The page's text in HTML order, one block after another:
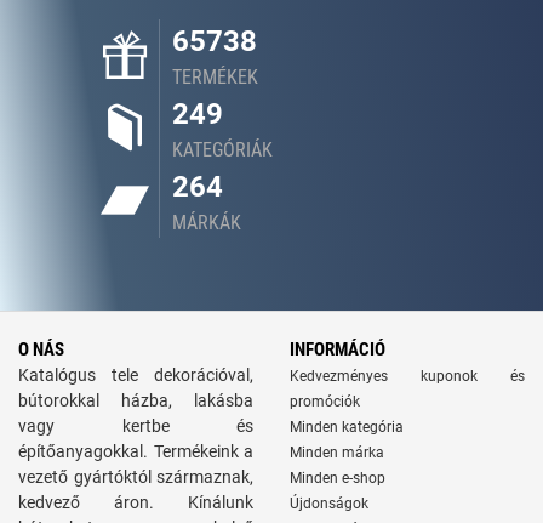
65738
TERMÉKEK
249
KATEGÓRIÁK
264
MÁRKÁK
O NÁS
Katalógus tele dekorációval,
bútorokkal házba, lakásba
vagy kertbe és
építőanyagokkal. Termékeink a
vezető gyártóktól származnak,
kedvező áron. Kínálunk
INFORMÁCIÓ
Kedvezményes kuponok és
promóciók
Minden kategória
Minden márka
Minden e-shop
Újdonságok